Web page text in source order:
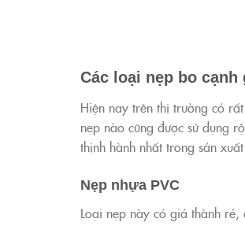
Các loại nẹp bo
Hiện nay trên thị trường có
nẹp nào cũng được sử dụng
thịnh hành nhất trong sản
Nẹp nhựa PVC
Loại nẹp này có giá thành